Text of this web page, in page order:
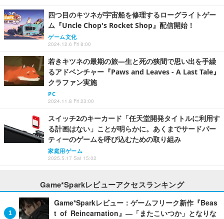
四つ目のキツネが宇宙船を修理するローグライトゲー
ム『Uncle Chop's Rocket Shop』配信開始！
ゲーム文化
2024.12.6 Fri 8:00
若きキツネの最期の旅―生と死の狭間で思い出を手繰
るアドベンチャー『Paws and Leaves - A Last Tale』
クラファン実施
PC
2024.11.8 Fri 23:00
スイッチ2のキーカード「任天堂開発タイトルに利用す
る計画はない」ことが明らかに。あくまでサードパー
ティーのゲームを呼び込むための取り組み
家庭用ゲーム
2025.5.17 Sat 15:02
Game*Sparkレビューアクセスランキング
Game*Sparkレビュー：ゲームフリーク新作『Beas
t of Reincarnation』―「またこいつか」となりな